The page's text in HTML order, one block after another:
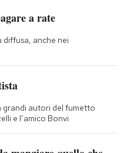
a rate
diffusa, anche nei
grandi autori del fumetto
e l’amico Bonvi